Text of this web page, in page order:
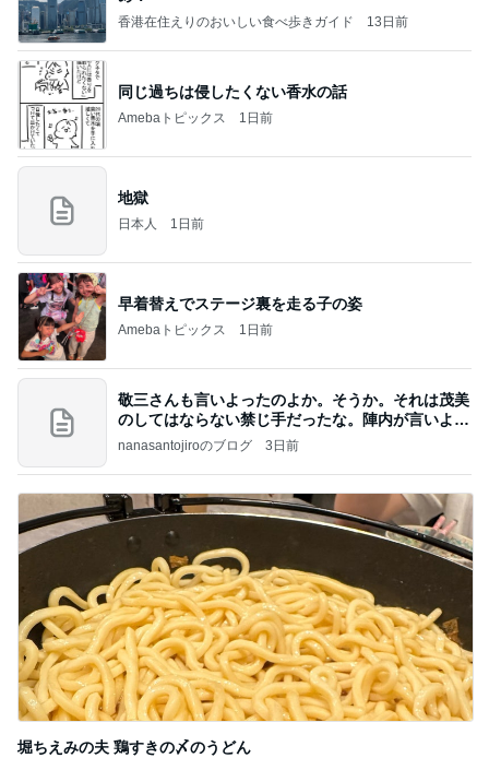
香港在住えりのおいしい食べ歩きガイド 13日前
同じ過ちは侵したくない香水の話
Amebaトピックス 1日前
地獄
日本人 1日前
早着替えでステージ裏を走る子の姿
Amebaトピックス 1日前
敬三さんも言いよったのよか。そうか。それは茂美
のしてはならない禁じ手だったな。陣内が言いよる
のよ
nanasantojiroのブログ 3日前
堀ちえみの夫 鶏すきの〆のうどん